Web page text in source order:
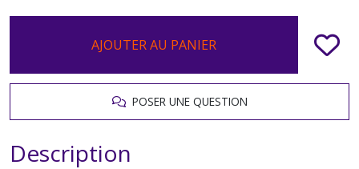
AJOUTER AU PANIER
POSER UNE QUESTION
Description